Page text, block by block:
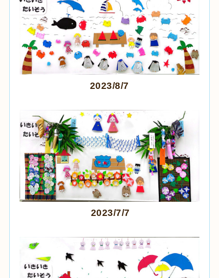
2023/8/7
2023/7/7